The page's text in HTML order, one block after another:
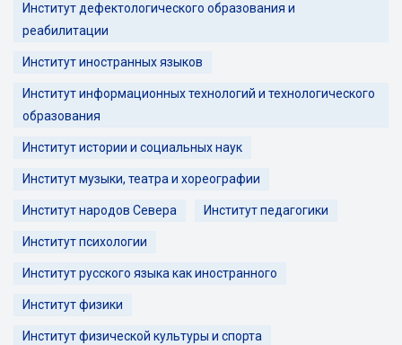
Институт дефектологического образования и
реабилитации
Институт иностранных языков
Институт информационных технологий и технологического
образования
Институт истории и социальных наук
Институт музыки, театра и хореографии
Институт народов Севера Институт педагогики
Институт психологии
Институт русского языка как иностранного
Институт физики
Институт физической культуры и спорта